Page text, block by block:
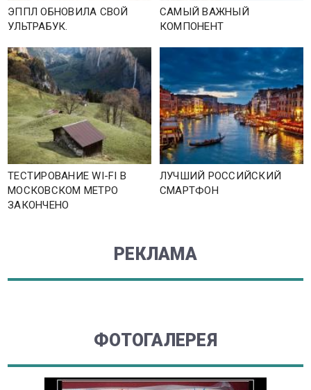
ЭППЛ ОБНОВИЛА СВОЙ
УЛЬТРАБУК.
САМЫЙ ВАЖНЫЙ
КОМПОНЕНТ
ТЕСТИРОВАНИЕ WI-FI В
МОСКОВСКОМ МЕТРО
ЗАКОНЧЕНО
ЛУЧШИЙ РОССИЙСКИЙ
СМАРТФОН
РЕКЛАМА
ФОТОГАЛЕРЕЯ